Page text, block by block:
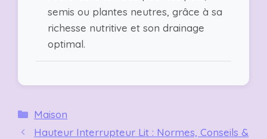
semis ou plantes neutres, grâce à sa
richesse nutritive et son drainage
optimal.
Catégories
Maison
Hauteur Interrupteur Lit : Normes, Conseils &